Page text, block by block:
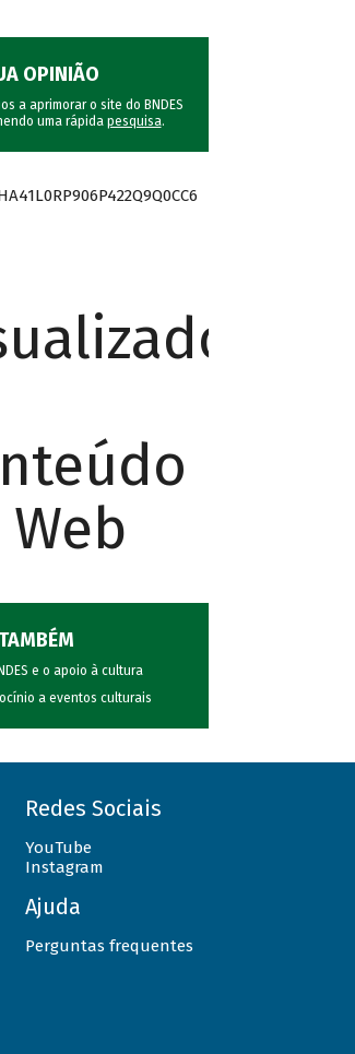
OPINIÃO
a aprimorar o site do BNDES
uma rápida pesquisa.
e o apoio à cultura
a eventos culturais
Redes Sociais
YouTube
Instagram
Ajuda
Perguntas frequentes